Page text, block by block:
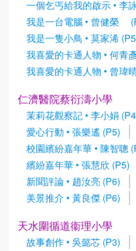
一個乞丐給我的啟示 • 李
我是一台電腦 • 曾健榮
我是一隻小鳥 • 莫家浠
我喜愛的卡通人物 • 何青
我喜愛的卡通人物 • 曾瑋
仁濟醫院蔡衍濤小學
茉莉花觀察記 • 李小娟
愛心行動 • 張樂遙 (P5)
校園繽紛嘉年華 • 陳智聰
繽紛嘉年華 • 張慧欣 (P5)
新聞評論 • 趙汝亮 (P6)
美景推介 • 黃良傑 (P6)
天水圍循道衞理小學
故事創作 • 吳懿芯 (P3)